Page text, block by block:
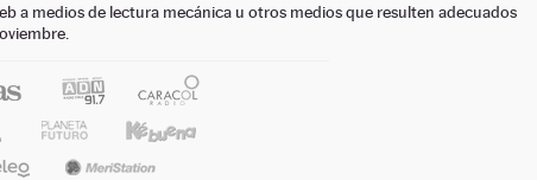
a medios de lectura mecánica u otros medios que resulten adecuados